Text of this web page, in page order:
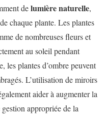
delumière naturelle,
chaque plante. Les plantes
de nombreuses fleurs et
au soleil pendant
les plantes d’ombre peuvent
L’utilisation de miroirs
aider à augmenter la
appropriée de la